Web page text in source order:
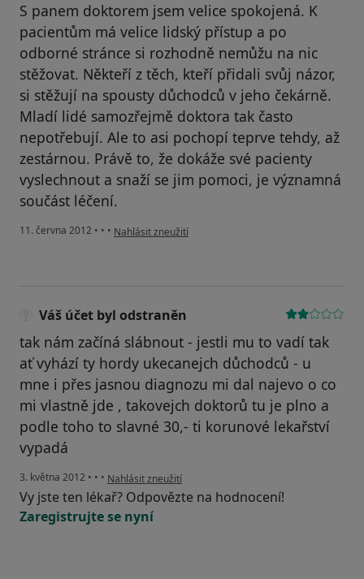
S panem doktorem jsem velice spokojená. K
pacientům má velice lidský přístup a po
odborné stránce si rozhodně nemůžu na nic
stěžovat. Někteří z těch, kteří přidali svůj názor,
si stěžují na spousty důchodců v jeho čekárně.
Mladí lidé samozřejmě doktora tak často
nepotřebují. Ale to asi pochopí teprve tehdy, až
zestárnou. Právě to, že dokáže své pacienty
vyslechnout a snaží se jim pomoci, je významná
součást léčení.
11. června 2012 • • • podle názoru uživatele Váš účet byl odstraněn
Nahlásit zneužití
Váš účet byl odstraněn
tak nám začíná slábnout - jestli mu to vadí tak
ať vyhází ty hordy ukecanejch důchodců - u
mne i přes jasnou diagnozu mi dal najevo o co
mi vlastně jde , takovejch doktorů tu je plno a
podle toho to slavné 30,- ti korunové lekařství
vypadá
3. května 2012 • • • podle názoru uživatele Váš účet byl odstraněn
Nahlásit zneužití
Vy jste ten lékař? Odpovězte na hodnocení!
Zaregistrujte se nyní